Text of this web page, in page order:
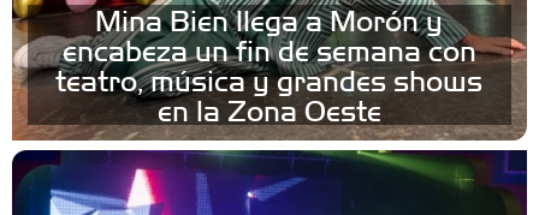
Mina Bien llega a Morón y
encabeza un fin de semana con
teatro, música y grandes shows
en la Zona Oeste